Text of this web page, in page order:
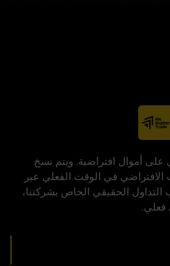
على أموال افتراضية. ويتم نسخ
في الوقت الفعلي عبر
التداول الحقيقي الخاص بشركتنا،
فعلي.